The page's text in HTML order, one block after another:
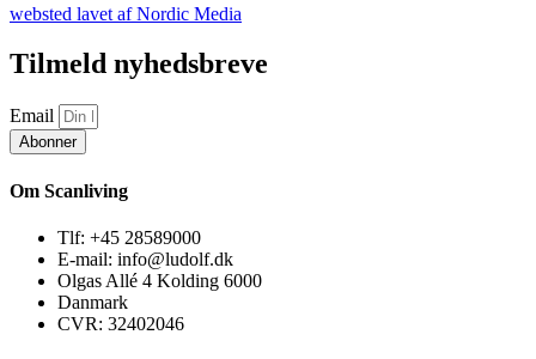
websted lavet af Nordic Media
Tilmeld nyhedsbreve
Email
Abonner
Om Scanliving
Tlf: +45 28589000
E-mail: info@ludolf.dk
Olgas Allé 4 Kolding 6000
Danmark
CVR: 32402046